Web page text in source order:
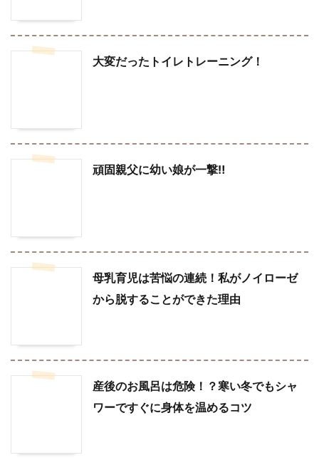
大変だったトイレトレーニング！
頑固親父に幼い娘が一撃‼︎
母乳育児は苦悩の連続！私がノイローゼ
から脱することができた理由
産後のお風呂は危険！？寒い冬でもシャ
ワーですぐに身体を温めるコツ